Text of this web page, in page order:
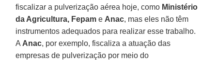
fiscalizar a pulverização aérea hoje, como Ministério
da Agricultura, Fepam e Anac, mas eles não têm
instrumentos adequados para realizar esse trabalho.
A Anac, por exemplo, fiscaliza a atuação das
empresas de pulverização por meio do